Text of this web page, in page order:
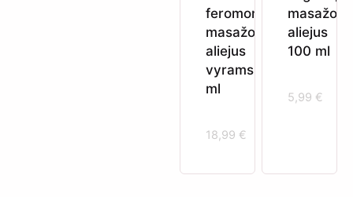
feromoninis
masažo
aliejus
vyrams 150
ml
18,99 €
masažo
aliejus
100 ml
5,99 €